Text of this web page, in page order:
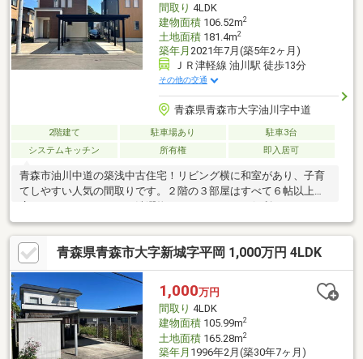
間取り 4LDK
建物面積106.52m2
土地面積181.4m2
築年月 2021年7月(築5年2ヶ月)
ＪＲ津軽線 油川駅 徒歩13分
その他の交通
青森県青森市大字油川字中道
2階建て 駐車場あり
駐車3台
システムキッチン
所有権 即入居可
青森市油川中道の築浅中古住宅！リビング横に和室があり、子育
てしやすい人気の間取りです。２階の３部屋はすべて６帖以上で
ーターで家中が暖かく過ごせます！カーポート２台分＋予備１台
の駐車スペースがあり、冬でも車の雪かき不要で、毎日の負担を
軽減できます。ゆとりのある４ＬＤＫで、ご家族それぞれのプラ
イベート空間も確保できます。築浅なので新築や建売住宅をご検
討中の方にもおすすめです！ぜひ一度ご見学にいらしてくださ
い！
青森県青森市大字新城字平岡 1,000万円 4LDK
1,000万円
間取り 4LDK
建物面積105.99m2
土地面積165.28m2
築年月 1996年2月(築30年7ヶ月)